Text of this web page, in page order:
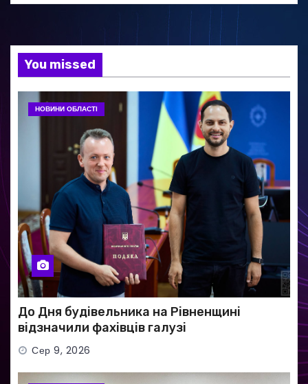
You missed
НОВИНИ ОБЛАСТІ
До Дня будівельника на Рівненщині
відзначили фахівців галузі
Сер 9, 2026